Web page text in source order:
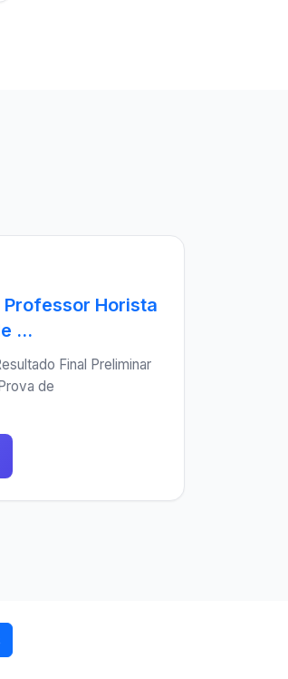
Horista
...
Final Preliminar
de